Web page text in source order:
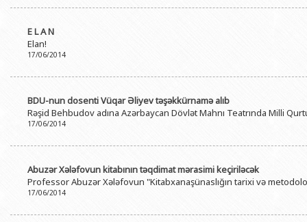
E L A N
Elan!
17/06/2014
BDU-nun dosenti Vüqar Əliyev təşəkkürnamə alıb
Rəşid Behbudov adına Azərbaycan Dövlət Mahnı Teatrında Milli
17/06/2014
Abuzər Xələfovun kitabının təqdimat mərasimi keçiriləcək
Professor Abuzər Xələfovun "Kitabxanaşünaslığın tarixi və
17/06/2014